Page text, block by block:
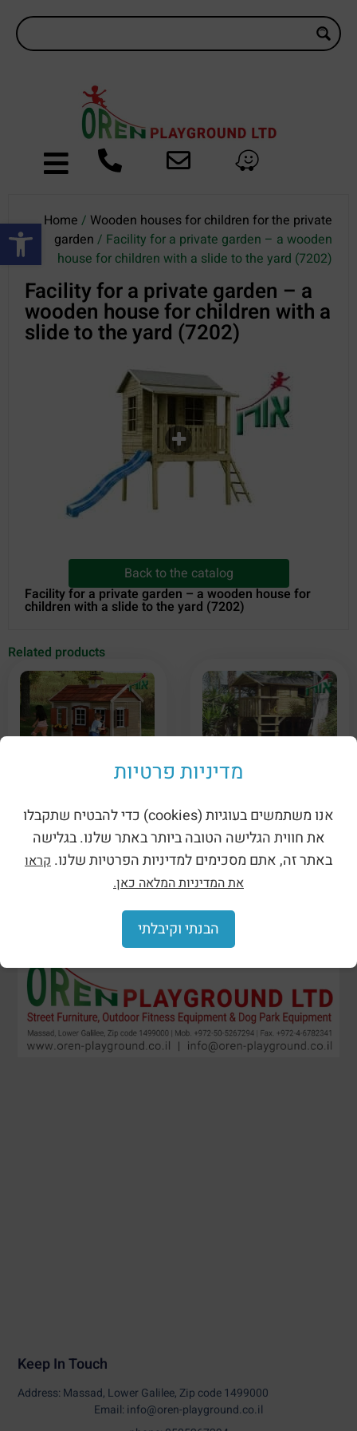
Open toolbar
Home / Wooden houses for children for the private
garden / Facility for a private garden – a wooden
house for children with a slide to the yard (7202)
Facility for a private garden – a
wooden house for children with a
slide to the yard (7202)
Back to the catalog
Facility for a private garden – a wooden house for
children with a slide to the yard (7202)
Related products
garden – a luxurious
A facility for a private
garden – a house on a
Keep In Touch
Address: Massad, Lower Galilee, Zip code 1499000
Email: info@oren-playground.co.il
מדיניות פרטיות
אנו משתמשים בעוגיות (cookies) כדי להבטיח שתקבלו
את חווית הגלישה הטובה ביותר באתר שלנו. בגלישה
באתר זה, אתם מסכימים למדיניות הפרטיות שלנו. קראו
את המדיניות המלאה כאן.
הבנתי וקיבלתי